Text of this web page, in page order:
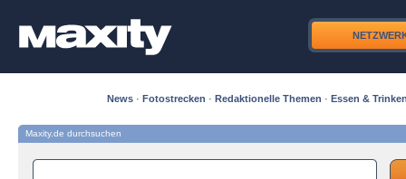
News · Fotostrecken · Redaktionelle Themen · Essen &
Maxity.de durchsuchen